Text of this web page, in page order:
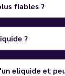
fiables ?
?
eliquide et